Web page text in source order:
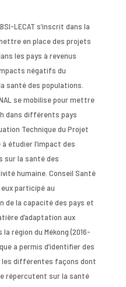
LECAT s’inscrit dans la
en place des projets
les pays à revenus
négatifs du
santé des populations.
se mobilise pour mettre
dans différents pays
Technique du Projet
à étudier l’impact des
sur la santé des
humaine. Conseil Santé
eux participé au
de la capacité des pays et
d’adaptation aux
région du Mékong (2016-
a permis d’identifier des
les différentes façons dont
répercutent sur la santé